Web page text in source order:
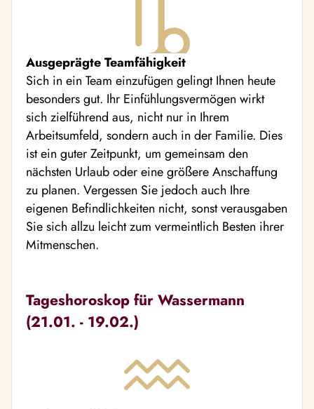
Ausgeprägte Teamfähigkeit
Sich in ein Team einzufügen gelingt Ihnen heute
besonders gut. Ihr Einfühlungsvermögen wirkt
sich zielführend aus, nicht nur in Ihrem
Arbeitsumfeld, sondern auch in der Familie. Dies
ist ein guter Zeitpunkt, um gemeinsam den
nächsten Urlaub oder eine größere Anschaffung
zu planen. Vergessen Sie jedoch auch Ihre
eigenen Befindlichkeiten nicht, sonst verausgaben
Sie sich allzu leicht zum vermeintlich Besten ihrer
Mitmenschen.
Tageshoroskop für Wassermann
(21.01. - 19.02.)